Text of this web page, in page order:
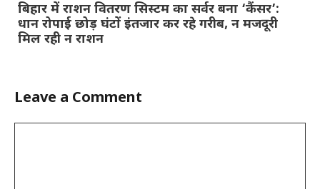
बिहार में राशन वितरण सिस्टम का सर्वर बना ‘कैंसर’:
धान रोपाई छोड़ घंटों इंतजार कर रहे गरीब, न मजदूरी
मिल रही न राशन
Leave a Comment